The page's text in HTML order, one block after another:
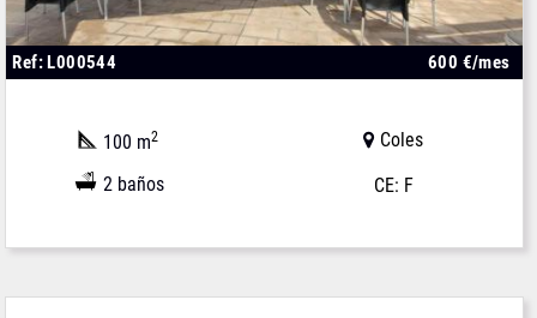
Ref: L000544 600 €/mes
100 m2
2 baños
Coles
CE: F